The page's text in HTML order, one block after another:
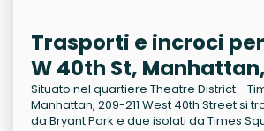
Trasporti e incroci per
W 40th St,
Situato nel quartiere Theatre District -
Manhattan, 209-211 West 40th Street si
da Bryant Park e due isolati da Times